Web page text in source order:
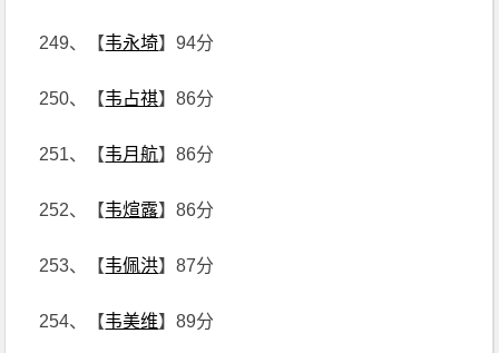
249、【韦永埼】94分
250、【韦占祺】86分
251、【韦月航】86分
252、【韦煊露】86分
253、【韦佩洪】87分
254、【韦美维】89分